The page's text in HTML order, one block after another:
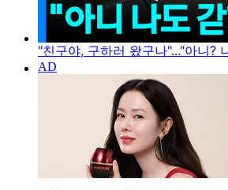
"친구야, 구하러 왔구나"..."아니?